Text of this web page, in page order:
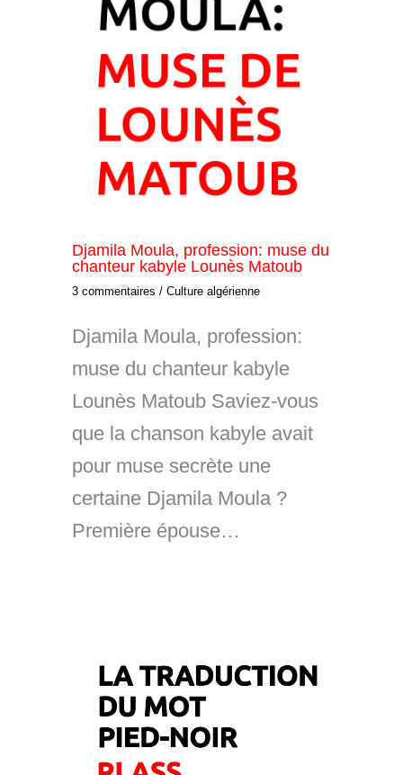
Djamila Moula, profession: muse du
chanteur kabyle Lounès Matoub
3 commentaires / Culture algérienne
Djamila Moula, profession:
muse du chanteur kabyle
Lounès Matoub Saviez-vous
que la chanson kabyle avait
pour muse secrète une
certaine Djamila Moula ?
Première épouse…